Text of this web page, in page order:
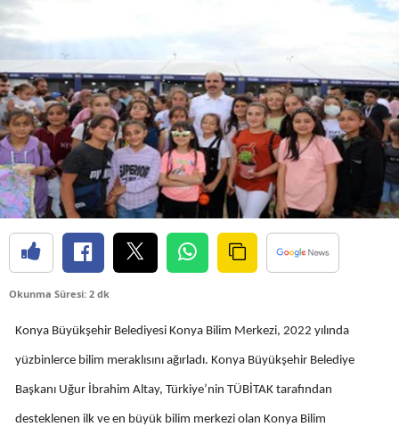
Bolu
Burdur
Bursa
Çanakkale
Çankırı
Çorum
Diyarbakır
Edirne
Okunma Süresi: 2 dk
Konya Büyükşehir Belediyesi Konya Bilim Merkezi, 2022 yılında
yüzbinlerce bilim meraklısını ağırladı. Konya Büyükşehir Belediye
Başkanı Uğur İbrahim Altay, Türkiye’nin TÜBİTAK tarafından
desteklenen ilk ve en büyük bilim merkezi olan Konya Bilim